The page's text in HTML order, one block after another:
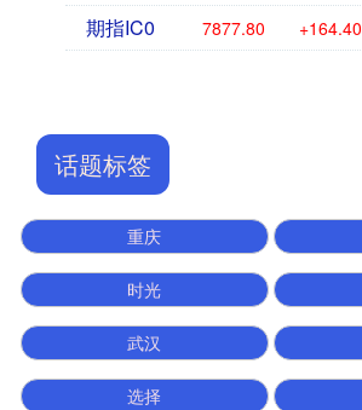
期指IC0 7877.80 +164.40
话题标签
重庆
时光
武汉
选择